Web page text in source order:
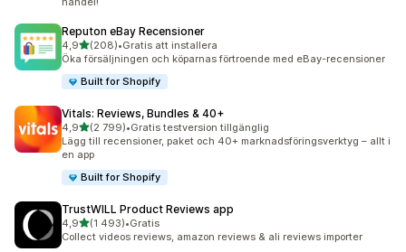
Reputon eBay Recensioner
4,9av 5 stjärnor
(208)
208 recensioner totalt
•Gratis att installera
Öka försäljningen och köparnas förtroende med eBay-recensioner
Built for Shopify
Vitals: Reviews, Bundles & 40+
4,9av 5 stjärnor
(2 799)
2799 recensioner totalt
•Gratis testversion tillgänglig
Lägg till recensioner, paket och 40+ marknadsföringsverktyg – allt i
en app
Built for Shopify
TrustWILL Product Reviews app
4,9av 5 stjärnor
(1 493)
1493 recensioner totalt
•Gratis
Collect videos reviews, amazon reviews & ali reviews importer